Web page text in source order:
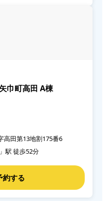
巾町高田 A棟
高田第13地割175番6
駅 徒歩52分